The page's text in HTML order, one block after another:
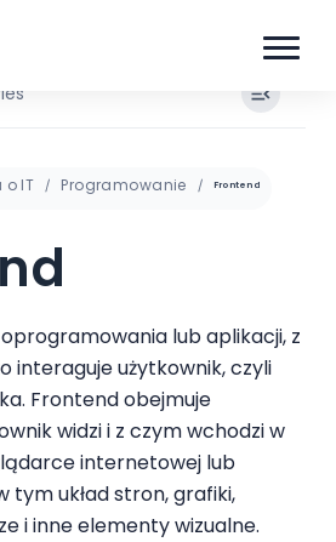
o IT Programowanie Frontend
lub aplikacji, z
interaguje użytkownik, czyli
Frontend obejmuje
widzi i z czym wchodzi w
internetowej lub
tym układ stron, grafiki,
i inne elementy wizualne.